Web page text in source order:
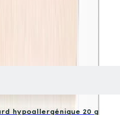
hypoallergénique 20 g